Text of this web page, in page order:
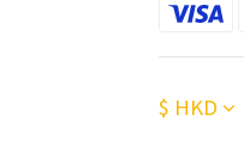
$ HKD